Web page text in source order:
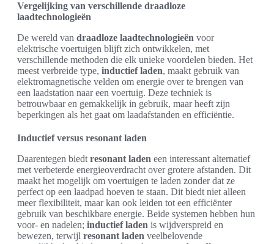
Vergelijking van verschillende draadloze
laadtechnologieën
De wereld van draadloze laadtechnologieën voor
elektrische voertuigen blijft zich ontwikkelen, met
verschillende methoden die elk unieke voordelen bieden. Het
meest verbreide type, inductief laden, maakt gebruik van
elektromagnetische velden om energie over te brengen van
een laadstation naar een voertuig. Deze techniek is
betrouwbaar en gemakkelijk in gebruik, maar heeft zijn
beperkingen als het gaat om laadafstanden en efficiëntie.
Inductief versus resonant laden
Daarentegen biedt resonant laden een interessant alternatief
met verbeterde energieoverdracht over grotere afstanden. Dit
maakt het mogelijk om voertuigen te laden zonder dat ze
perfect op een laadpad hoeven te staan. Dit biedt niet alleen
meer flexibiliteit, maar kan ook leiden tot een efficiënter
gebruik van beschikbare energie. Beide systemen hebben hun
voor- en nadelen; inductief laden is wijdverspreid en
bewezen, terwijl resonant laden veelbelovende